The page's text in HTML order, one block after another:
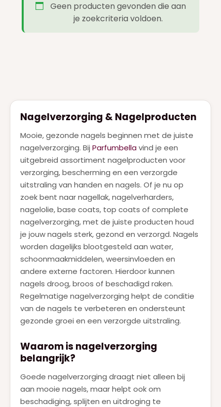
GUCCI
GUERLAIN
JUICY COUTURE(1)
JULIETTE HAS A GUN(4)
KAYALI(2)
KENZO(1)
KILIAN(2)
LANCOME(9)
LATAFFA(1)
MAC(23)
MARC JACOBS(2)
MUGLER(1)
MUGLER ALIEN GODDESS(7)
NARCISO RODRIGUEZ(5)
NEJMA
PACO RABANNE(14)
PRADA(6)
RALPH LAUREN
Geen producten gevonden die aan
je zoekcriteria voldoen.
Nagelverzorging & Nagelproducten
Mooie, gezonde nagels beginnen met de juiste
nagelverzorging. Bij Parfumbellavind je een
uitgebreid assortiment nagelproducten voor
verzorging, bescherming en een verzorgde
uitstraling van handen en nagels. Of je nu op
zoek bent naar nagellak, nagelverharders,
nagelolie, base coats, top coats of complete
nagelverzorging, met de juiste producten houd
je jouw nagels sterk, gezond en verzorgd. Nagels
worden dagelijks blootgesteld aan water,
schoonmaakmiddelen, weersinvloeden en
andere externe factoren. Hierdoor kunnen
nagels droog, broos of beschadigd raken.
Regelmatige nagelverzorging helpt de conditie
van de nagels te verbeteren en ondersteunt
gezonde groei en een verzorgde uitstraling.
Waarom is nagelverzorging
belangrijk?
Goede nagelverzorging draagt niet alleen bij
aan mooie nagels, maar helpt ook om
beschadiging, splijten en uitdroging te